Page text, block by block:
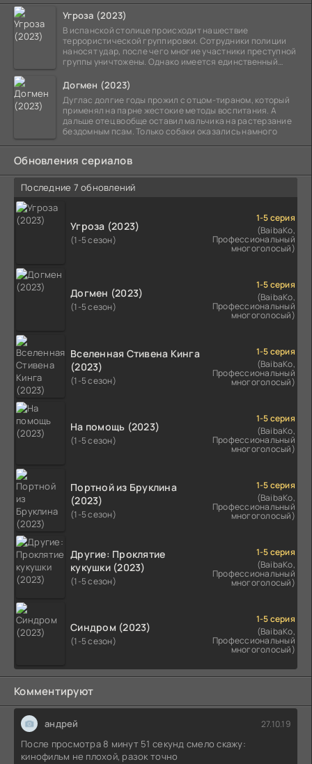
Угроза (2023)
В испанской столице происходит нашествие
террористической группировки. Сотрудники полиции
наносят удар, после чего многие участники преступной
группы уничтожены. Однако имеется единственный
Догмен (2023)
Дуглас долгие годы прожил с отцом-тираном, который
применял на парне жестокие методы воспитания. А
дальше отец вообще оставил мальчика на растерзание
бездомным псам. Только собаки оказались намного
Обновления сериалов
Последние 7 обновлений
Угроза (2023)
(1-5 сезон)
1-5 серия
(BaibaKo,
Профессиональный
многоголосый)
Догмен (2023)
(1-5 сезон)
1-5 серия
(BaibaKo,
Профессиональный
многоголосый)
Вселенная Стивена Кинга
(2023)
(1-5 сезон)
1-5 серия
(BaibaKo,
Профессиональный
многоголосый)
На помощь (2023)
(1-5 сезон)
1-5 серия
(BaibaKo,
Профессиональный
многоголосый)
Портной из Бруклина
(2023)
(1-5 сезон)
1-5 серия
(BaibaKo,
Профессиональный
многоголосый)
Другие: Проклятие
кукушки (2023)
(1-5 сезон)
1-5 серия
(BaibaKo,
Профессиональный
многоголосый)
Синдром (2023)
(1-5 сезон)
1-5 серия
(BaibaKo,
Профессиональный
многоголосый)
Комментируют
андрей 27.10.19
После просмотра 8 минут 51 секунд смело скажу:
кинофильм не плохой, разок точно